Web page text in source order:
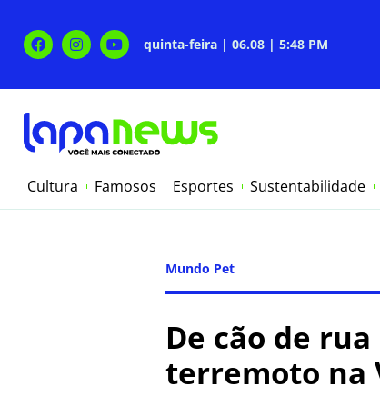
quinta-feira | 06.08 | 5:48 PM
Cultura Famosos Esportes Sustentabilidade
Mundo Pet
De cão de
terremoto na